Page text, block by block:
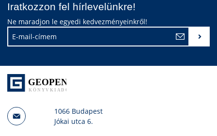
Iratkozzon fel hírlevelünkre!
Ne maradjon le egyedi kedvezményeinkről!
1066 Budapest
Jókai utca 6.